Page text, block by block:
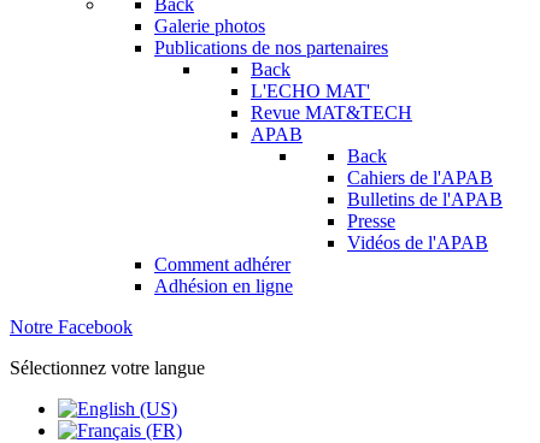
Back
Galerie photos
Publications de nos partenaires
Back
L'ECHO MAT'
Revue MAT&TECH
APAB
Back
Cahiers de l'APAB
Bulletins de l'APAB
Presse
Vidéos de l'APAB
Comment adhérer
Adhésion en ligne
Notre Facebook
Sélectionnez votre langue